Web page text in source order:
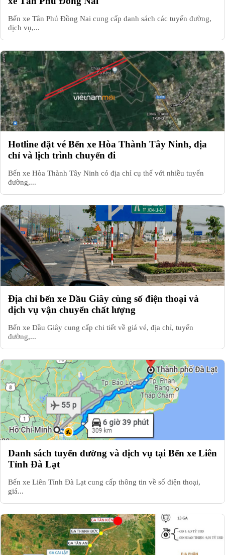
Bến xe Tân Phú Đồng Nai cung cấp danh sách các tuyến đường,
dịch vụ,...
Hotline đặt vé Bến xe Hòa Thành Tây Ninh, địa
chỉ và lịch trình chuyến đi
Bến xe Hòa Thành Tây Ninh có địa chỉ cụ thể với nhiều tuyến
đường,...
Địa chỉ bến xe Dầu Giây cùng số điện thoại và
dịch vụ vận chuyển chất lượng
Bến xe Dầu Giây cung cấp chi tiết về giá vé, địa chỉ, tuyến
đường,...
Danh sách tuyến đường và dịch vụ tại Bến xe Liên
Tỉnh Đà Lạt
Bến xe Liên Tỉnh Đà Lạt cung cấp thông tin về số điện thoại,
giá...